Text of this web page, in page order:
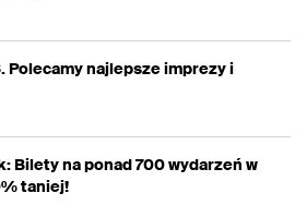
najlepsze imprezy i
Bilety na ponad 700 wydarzeń w
taniej!